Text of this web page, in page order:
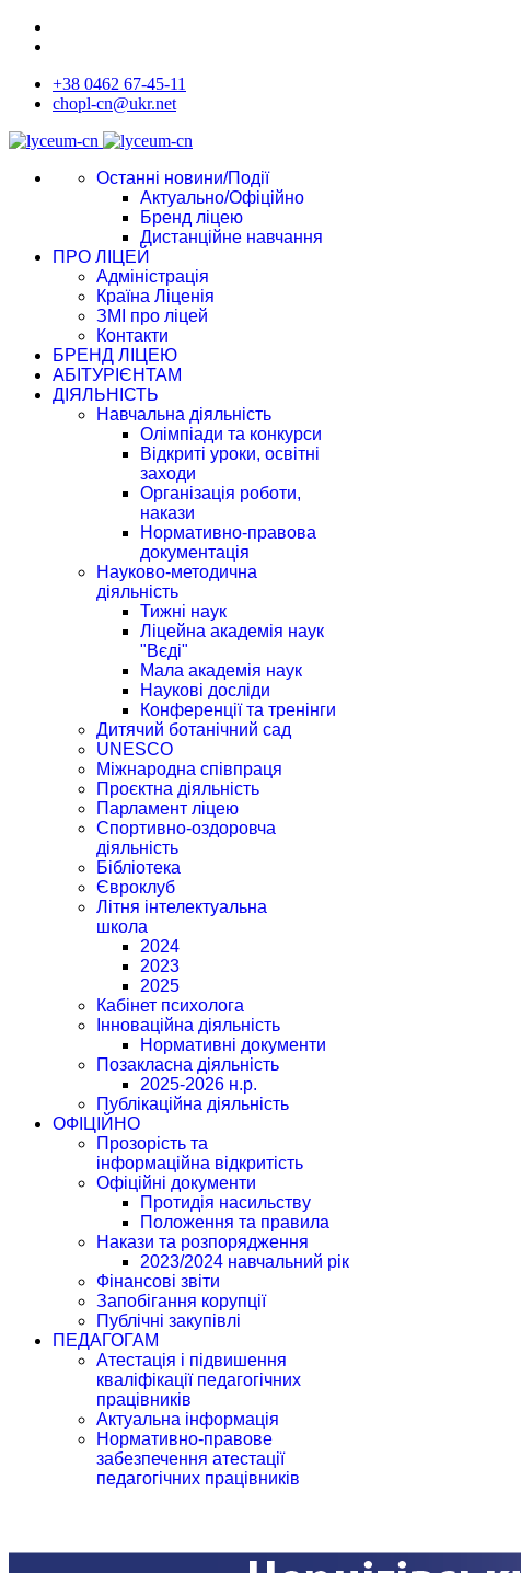
+38 0462 67-45-11
chopl-cn@ukr.net
Останні новини/Події
Актуально/Офіційно
Бренд ліцею
Дистанційне навчання
ПРО ЛІЦЕЙ
Адміністрація
Країна Ліценія
ЗМІ про ліцей
Контакти
БРЕНД ЛІЦЕЮ
АБІТУРІЄНТАМ
ДІЯЛЬНІСТЬ
Навчальна діяльність
Олімпіади та конкурси
Відкриті уроки, освітні
заходи
Організація роботи,
накази
Нормативно-правова
документація
Науково-методична
діяльність
Тижні наук
Ліцейна академія наук
"Вєді"
Мала академія наук
Наукові досліди
Конференції та тренінги
Дитячий ботанічний сад
UNESCO
Міжнародна співпраця
Проєктна діяльність
Парламент ліцею
Спортивно-оздоровча
діяльність
Бібліотека
Євроклуб
Літня інтелектуальна
школа
2024
2023
2025
Кабінет психолога
Інноваційна діяльність
Нормативні документи
Позакласна діяльність
2025-2026 н.р.
Публікаційна діяльність
ОФІЦІЙНО
Прозорість та
інформаційна відкритість
Офіційні документи
Протидія насильству
Положення та правила
Накази та розпорядження
2023/2024 навчальний рік
Фінансові звіти
Запобігання корупції
Публічні закупівлі
ПЕДАГОГАМ
Атестація і підвишення
кваліфікації педагогічних
працівників
Актуальна інформація
Нормативно-правове
забезпечення атестації
педагогічних працівників